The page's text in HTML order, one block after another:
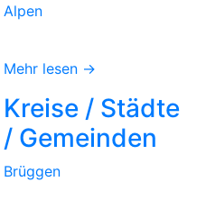
Alpen
Mehr lesen →
Kreise / Städte
/ Gemeinden
Brüggen